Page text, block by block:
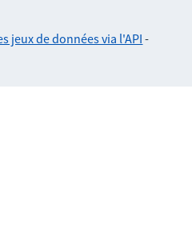
jeux de données via l'API -